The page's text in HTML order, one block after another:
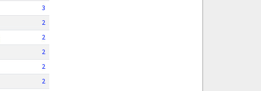
3
2
2
2
2
2